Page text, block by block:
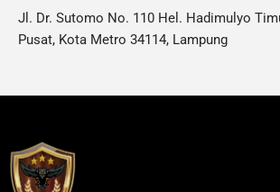
Jl. Dr. Sutomo No. 110 Hel. Hadimulyo
Pusat, Kota Metro 34114, Lampung